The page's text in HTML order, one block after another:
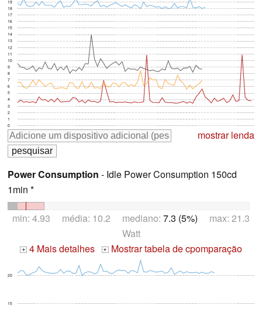
0
1
2
3
4
5
6
7
8
9
10
11
12
13
14
15
16
17
18
19
mostrar lenda
Power Consumption - Idle Power Consumption 150cd
1min *
min: 4.93 média: 10.2 mediano: 7.3 (5%) max: 21.3
Watt
+ 4 Mais detalhes + Mostrar tabela de cpomparação
15
20